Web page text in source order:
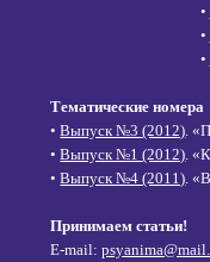
•
•
•
Тематические номера
•Выпуск №3 (2012) .
•Выпуск №1 (2012) .
•Выпуск №4 (2011) .
Принимаем статьи!
E-mail: